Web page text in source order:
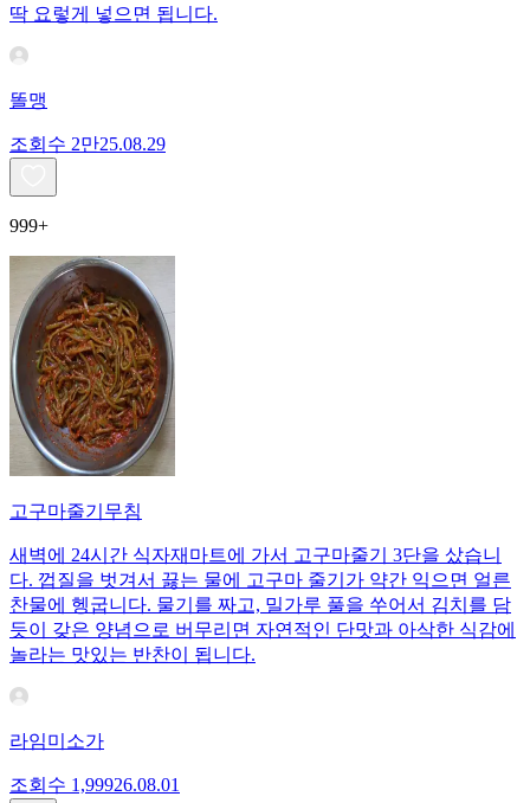
딱 요렇게 넣으면 됩니다.
똘맹
조회수 2만25.08.29
999+
고구마줄기무침
새벽에 24시간 식자재마트에 가서 고구마줄기 3단을 샀습니
다. 껍질을 벗겨서 끓는 물에 고구마 줄기가 약간 익으면 얼른
찬물에 헹굽니다. 물기를 짜고, 밀가루 풀을 쑤어서 김치를 담
듯이 갖은 양념으로 버무리면 자연적인 단맛과 아삭한 식감에
놀라는 맛있는 반찬이 됩니다.
라임미소가
조회수 1,99926.08.01